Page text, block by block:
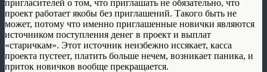
пригласителей о том, что приглашать не обязательно, что
проект работает якобы без приглашений. Такого быть не
может, потому что именно приглашенные новички являются
источником поступления денег в проект и выплат
«старичкам». Этот источник неизбежно иссякает, касса
проекта пустеет, платить больше нечем, возникает паника, и
приток новичков вообще прекращается.